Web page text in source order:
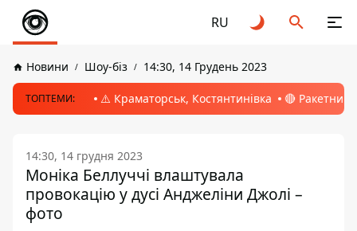
RU
Новини Шоу-біз 14:30, 14 Грудень 2023
ТОПТЕМИ: ⚠️ Краматорськ, Костянтинівка 🔴 Ракетний
14:30, 14 грудня 2023
Моніка Беллуччі влаштувала
провокацію у дусі Анджеліни Джолі –
фото